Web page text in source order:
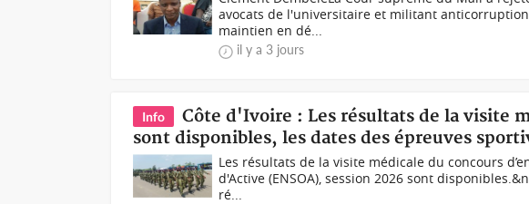
avocats de l'universitaire et militant
maintien en dé...
il y a 3 jours
Info
Côte d'Ivoire : Les résultats de la visite
sont disponibles, les dates des épreuves
Les résultats de la visite médicale du concours
d'Active (ENSOA), session 2026 sont
ré...